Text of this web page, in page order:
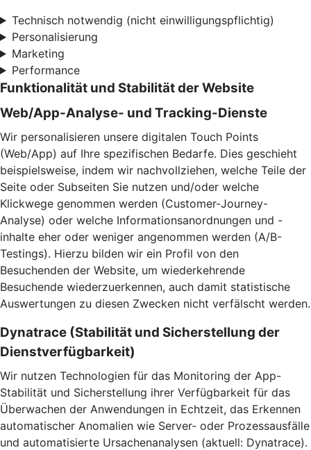
Technisch notwendig (nicht einwilligungspflichtig)
Personalisierung
Marketing
Performance
Funktionalität und Stabilität der Website
Web/App-Analyse- und Tracking-Dienste
Wir personalisieren unsere digitalen Touch Points
(Web/App) auf Ihre spezifischen Bedarfe. Dies geschieht
beispielsweise, indem wir nachvollziehen, welche Teile der
Seite oder Subseiten Sie nutzen und/oder welche
Klickwege genommen werden (Customer-Journey-
Analyse) oder welche Informationsanordnungen und -
inhalte eher oder weniger angenommen werden (A/B-
Testings). Hierzu bilden wir ein Profil von den
Besuchenden der Website, um wiederkehrende
Besuchende wiederzuerkennen, auch damit statistische
Auswertungen zu diesen Zwecken nicht verfälscht werden.
Dynatrace (Stabilität und Sicherstellung der
Dienstverfügbarkeit)
Wir nutzen Technologien für das Monitoring der App-
Stabilität und Sicherstellung ihrer Verfügbarkeit für das
Überwachen der Anwendungen in Echtzeit, das Erkennen
automatischer Anomalien wie Server- oder Prozessausfälle
und automatisierte Ursachenanalysen (aktuell: Dynatrace).